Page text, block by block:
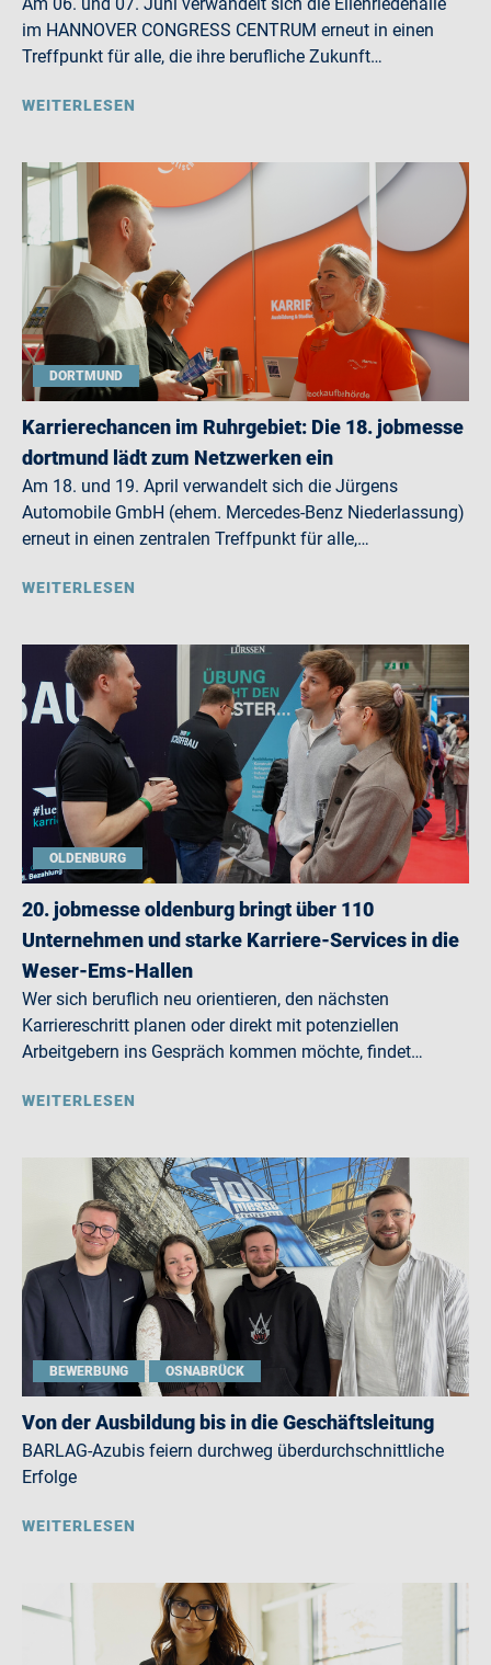
im HANNOVER CONGRESS CENTRUM erneut in einen
Treffpunkt für alle, die ihre berufliche Zukunft…
WEITERLESEN
DORTMUND
Karrierechancen im Ruhrgebiet: Die 18. jobmesse
dortmund lädt zum Netzwerken ein
Am 18. und 19. April verwandelt sich die Jürgens
Automobile GmbH (ehem. Mercedes-Benz Niederlassung)
erneut in einen zentralen Treffpunkt für alle,…
WEITERLESEN
OLDENBURG
20. jobmesse oldenburg bringt über 110
Unternehmen und starke Karriere-Services in die
Weser-Ems-Hallen
Wer sich beruflich neu orientieren, den nächsten
Karriereschritt planen oder direkt mit potenziellen
Arbeitgebern ins Gespräch kommen möchte, findet…
WEITERLESEN
BEWERBUNG OSNABRÜCK
Von der Ausbildung bis in die Geschäftsleitung
BARLAG-Azubis feiern durchweg überdurchschnittliche
Erfolge
WEITERLESEN